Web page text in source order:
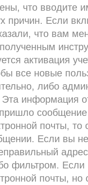
что вводите
причин. Если
что вам
активация
все новые
либо
Эта информация
почты, то
Если вы
фильтром.
почты, но